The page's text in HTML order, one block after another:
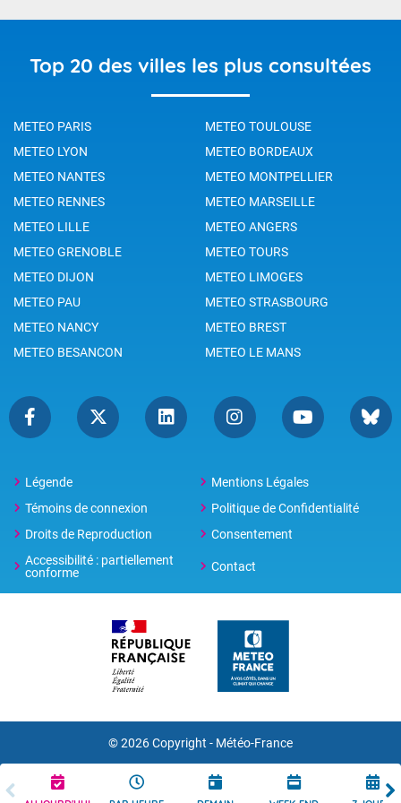
Top 20 des villes les plus consultées
METEO PARIS
METEO TOULOUSE
METEO LYON
METEO BORDEAUX
METEO NANTES
METEO MONTPELLIER
METEO RENNES
METEO MARSEILLE
METEO LILLE
METEO ANGERS
METEO GRENOBLE
METEO TOURS
METEO DIJON
METEO LIMOGES
METEO PAU
METEO STRASBOURG
METEO NANCY
METEO BREST
METEO BESANCON
METEO LE MANS
Légende
Mentions Légales
Témoins de connexion
Politique de Confidentialité
Droits de Reproduction
Consentement
Accessibilité : partiellement
conforme
Contact
© 2026 Copyright - Météo-France